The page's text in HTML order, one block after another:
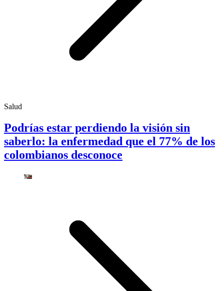
Salud
Podrías estar perdiendo la visión sin
saberlo: la enfermedad que el 77% de los
colombianos desconoce